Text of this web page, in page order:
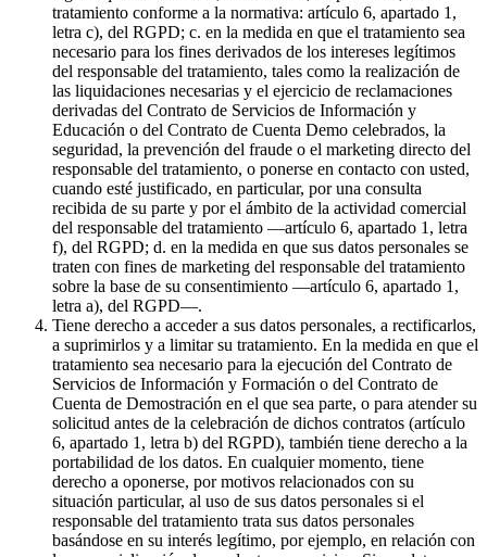
tratamiento conforme a la normativa: artículo 6, apartado 1,
letra c), del RGPD; c. en la medida en que el tratamiento sea
necesario para los fines derivados de los intereses legítimos
del responsable del tratamiento, tales como la realización de
las liquidaciones necesarias y el ejercicio de reclamaciones
derivadas del Contrato de Servicios de Información y
Educación o del Contrato de Cuenta Demo celebrados, la
seguridad, la prevención del fraude o el marketing directo del
responsable del tratamiento, o ponerse en contacto con usted,
cuando esté justificado, en particular, por una consulta
recibida de su parte y por el ámbito de la actividad comercial
del responsable del tratamiento —artículo 6, apartado 1, letra
f), del RGPD; d. en la medida en que sus datos personales se
traten con fines de marketing del responsable del tratamiento
sobre la base de su consentimiento —artículo 6, apartado 1,
letra a), del RGPD—.
Tiene derecho a acceder a sus datos personales, a rectificarlos,
a suprimirlos y a limitar su tratamiento. En la medida en que el
tratamiento sea necesario para la ejecución del Contrato de
Servicios de Información y Formación o del Contrato de
Cuenta de Demostración en el que sea parte, o para atender su
solicitud antes de la celebración de dichos contratos (artículo
6, apartado 1, letra b) del RGPD), también tiene derecho a la
portabilidad de los datos. En cualquier momento, tiene
derecho a oponerse, por motivos relacionados con su
situación particular, al uso de sus datos personales si el
responsable del tratamiento trata sus datos personales
basándose en su interés legítimo, por ejemplo, en relación con